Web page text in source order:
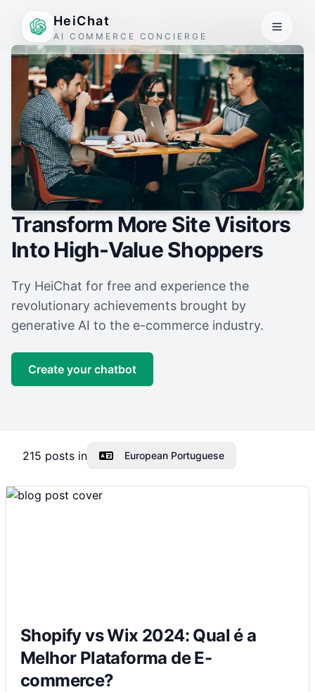
HeiChat
AI COMMERCE CONCIERGE
Transform More Site Visitors
Into High-Value Shoppers
Try HeiChat for free and experience the
revolutionary achievements brought by
generative AI to the e-commerce industry.
Create your chatbot
215 posts in European Portuguese
Shopify vs Wix 2024: Qual é a
Melhor Plataforma de E-
commerce?